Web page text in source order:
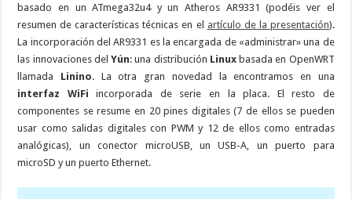
basado en un ATmega32u4 y un Atheros AR9331 (podéis ver el
resumen de características técnicas en el artículo de la presentación).
La incorporación del AR9331 es la encargada de «administrar» una de
las innovaciones delYún: una distribución Linuxbasada en OpenWRT
llamada Linino. La otra gran novedad la encontramos en una
interfaz WiFi incorporada de serie en la placa. El resto de
componentes se resume en 20 pines digitales (7 de ellos se pueden
usar como salidas digitales con PWM y 12 de ellos como entradas
analógicas), un conector microUSB, un USB-A, un puerto para
microSD y un puerto Ethernet.